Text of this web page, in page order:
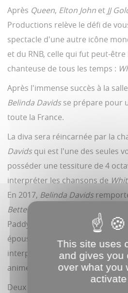
Après Queen, Elton John et JJ
Productions relève le défi de
spectacle d'une autre icône
et du RNB, celle qui fut peut-
chanteuse de tous les temps :
Après l'immense succès à la
Belinda Davidsse prépare pour
toute la France.
La diva sera réincarnée par la
Davidsqui est l'une des seules
posséder une tessiture de 4
interpréter les chansons de
En 2017, Belinda Davids
Better Than the Real Thing
” de
Paddy McGuinness. elle y
époustouflante du titre "
I Will
interprétera ensuite à l'Apollo
animée par Steve Harvey.
Deux performances qui
This site uses
and gives you
over what you
activate